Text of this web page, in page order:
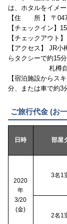
は、ホタルをイメ
【住 所 】 〒
【チェックイン】
【チェックアウト
【アクセス】 JR
らタクシーで約15分
札樽自動車
【宿泊施設からス
分、または車で約3
ご旅行代金 (お
日時 部屋
2020
年
3/20
(金)
3名1
2名1